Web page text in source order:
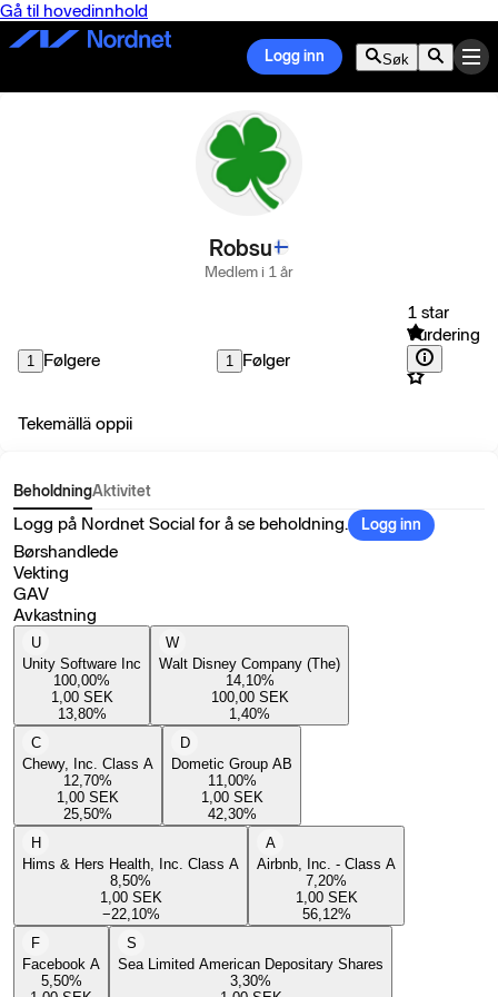
Gå til hovedinnhold
Logg inn Søk
Robsu
Medlem i 1 år
1 Følgere 1 Følger
1 star
Vurdering
Tekemällä oppii
BeholdningAktivitet
Logg på Nordnet Social for å se beholdning. Logg inn
Børshandlede
Vekting
GAV
Avkastning
U
Unity Software Inc
100,00%
1,00 SEK
13,80%
W
Walt Disney Company (The)
14,10%
100,00 SEK
1,40%
C
Chewy, Inc. Class A
12,70%
1,00 SEK
25,50%
D
Dometic Group AB
11,00%
1,00 SEK
42,30%
H
Hims & Hers Health, Inc. Class A
8,50%
1,00 SEK
−22,10%
A
Airbnb, Inc. - Class A
7,20%
1,00 SEK
56,12%
F
Facebook A
5,50%
S
Sea Limited American Depositary Shares
3,30%